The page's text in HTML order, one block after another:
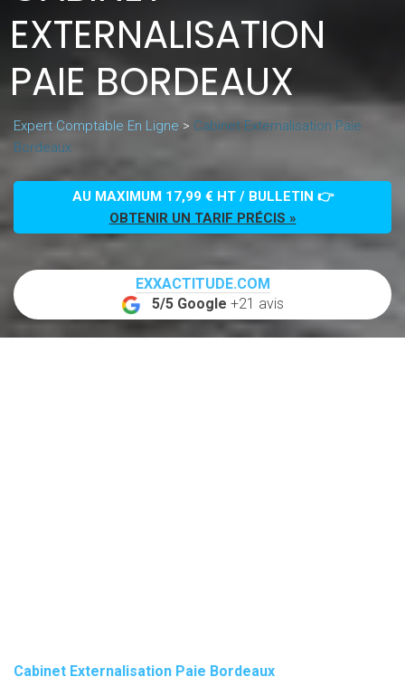
EXTERNALISATION
PAIE BORDEAUX
Expert Comptable En Ligne > Cabinet Externalisation Paie
Bordeaux
AU MAXIMUM 17,99 € HT / BULLETIN 👉
OBTENIR UN TARIF PRÉCIS »
EXXACTITUDE.COM
5/5 Google +21 avis
Cabinet Externalisation Paie Bordeaux